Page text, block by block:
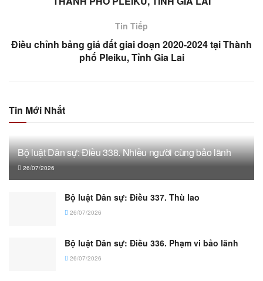
Tin Tiếp
Điều chỉnh bảng giá đất giai đoạn 2020-2024 tại Thành
phố Pleiku, Tỉnh Gia Lai
Tin Mới Nhất
Bộ luật Dân sự: Điều 338. Nhiều người cùng bảo lãnh
26/07/2026
Bộ luật Dân sự: Điều 337. Thù lao
26/07/2026
Bộ luật Dân sự: Điều 336. Phạm vi bảo lãnh
26/07/2026